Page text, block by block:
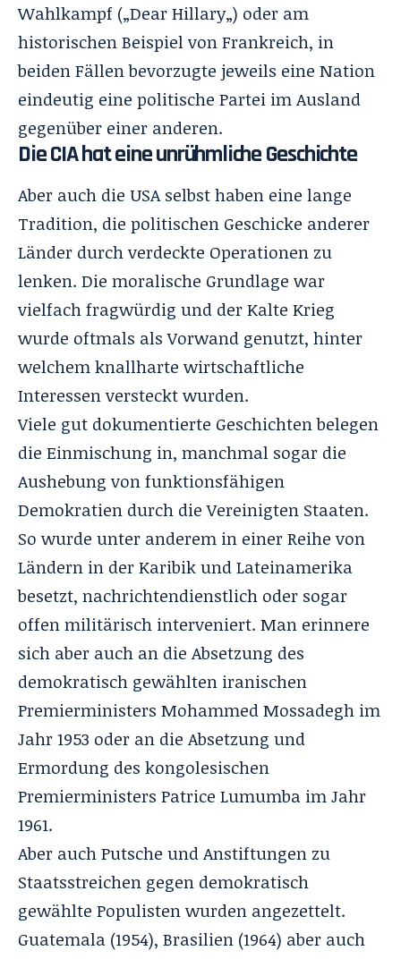
Wahlkampf („Dear Hillary„) oder am
historischen Beispiel von Frankreich, in
beiden Fällen bevorzugte jeweils eine Nation
eindeutig eine politische Partei im Ausland
gegenüber einer anderen.
Die CIA hat eine unrühmliche Geschichte
Aber auch die USA selbst haben eine lange
Tradition, die politischen Geschicke anderer
Länder durch verdeckte Operationen zu
lenken. Die moralische Grundlage war
vielfach fragwürdig und der Kalte Krieg
wurde oftmals als Vorwand genutzt, hinter
welchem knallharte wirtschaftliche
Interessen versteckt wurden.
Viele gut dokumentierte Geschichten belegen
die Einmischung in, manchmal sogar die
Aushebung von funktionsfähigen
Demokratien durch die Vereinigten Staaten.
So wurde unter anderem in einer Reihe von
Ländern in der Karibik und Lateinamerika
besetzt, nachrichtendienstlich oder sogar
offen militärisch interveniert. Man erinnere
sich aber auch an die Absetzung des
demokratisch gewählten iranischen
Premierministers Mohammed Mossadegh im
Jahr 1953 oder an die Absetzung und
Ermordung des kongolesischen
Premierministers Patrice Lumumba im Jahr
1961.
Aber auch Putsche und Anstiftungen zu
Staatsstreichen gegen demokratisch
gewählte Populisten wurden angezettelt.
Guatemala (1954), Brasilien (1964) aber auch